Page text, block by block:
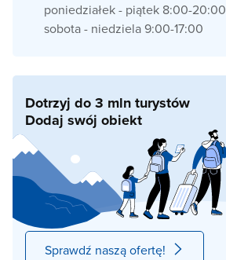
poniedziałek - piątek 8:00-20:00
sobota - niedziela 9:00-17:00
Dotrzyj do 3 mln turystów
Dodaj swój obiekt
Sprawdź naszą ofertę!